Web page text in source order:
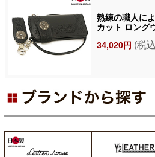
熟練の職人に
カット ロング
34,020円 (税